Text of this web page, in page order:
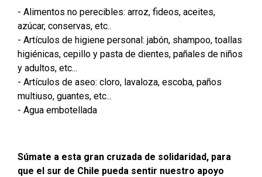
- Alimentos no perecibles: arroz, fideos, aceites,
azúcar, conservas, etc..
- Artículos de higiene personal: jabón, shampoo, toallas
higiénicas, cepillo y pasta de dientes, pañales de niños
y adultos, etc...
- Artículos de aseo: cloro, lavaloza, escoba, paños
multiuso, guantes, etc...
- Agua embotellada
Súmate a esta gran cruzada de solidaridad, para
que el sur de Chile pueda sentir nuestro apoyo